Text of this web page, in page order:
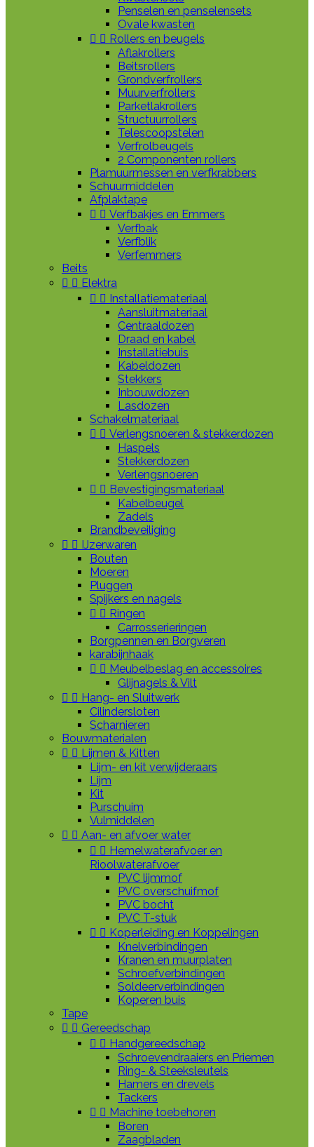
Penselen en penselensets
Ovale kwasten
  Rollers en beugels
Aflakrollers
Beitsrollers
Grondverfrollers
Muurverfrollers
Parketlakrollers
Structuurrollers
Telescoopstelen
Verfrolbeugels
2 Componenten rollers
Plamuurmessen en verfkrabbers
Schuurmiddelen
Afplaktape
  Verfbakjes en Emmers
Verfbak
Verfblik
Verfemmers
Beits
  Elektra
  Installatiemateriaal
Aansluitmateriaal
Centraaldozen
Draad en kabel
Installatiebuis
Kabeldozen
Stekkers
Inbouwdozen
Lasdozen
Schakelmateriaal
  Verlengsnoeren & stekkerdozen
Haspels
Stekkerdozen
Verlengsnoeren
  Bevestigingsmateriaal
Kabelbeugel
Zadels
Brandbeveiliging
  IJzerwaren
Bouten
Moeren
Pluggen
Spijkers en nagels
  Ringen
Carrosserieringen
Borgpennen en Borgveren
karabijnhaak
  Meubelbeslag en accessoires
Glijnagels & Vilt
  Hang- en Sluitwerk
Cilindersloten
Scharnieren
Bouwmaterialen
  Lijmen & Kitten
Lijm- en kit verwijderaars
Lijm
Kit
Purschuim
Vulmiddelen
  Aan- en afvoer water
  Hemelwaterafvoer en
Rioolwaterafvoer
PVC lijmmof
PVC overschuifmof
PVC bocht
PVC T-stuk
  Koperleiding en Koppelingen
Knelverbindingen
Kranen en muurplaten
Schroefverbindingen
Soldeerverbindingen
Koperen buis
Tape
  Gereedschap
  Handgereedschap
Schroevendraaiers en Priemen
Ring- & Steeksleutels
Hamers en drevels
Tackers
  Machine toebehoren
Boren
Zaagbladen